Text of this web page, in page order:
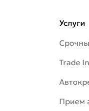
Услуги
Trade In
Прием